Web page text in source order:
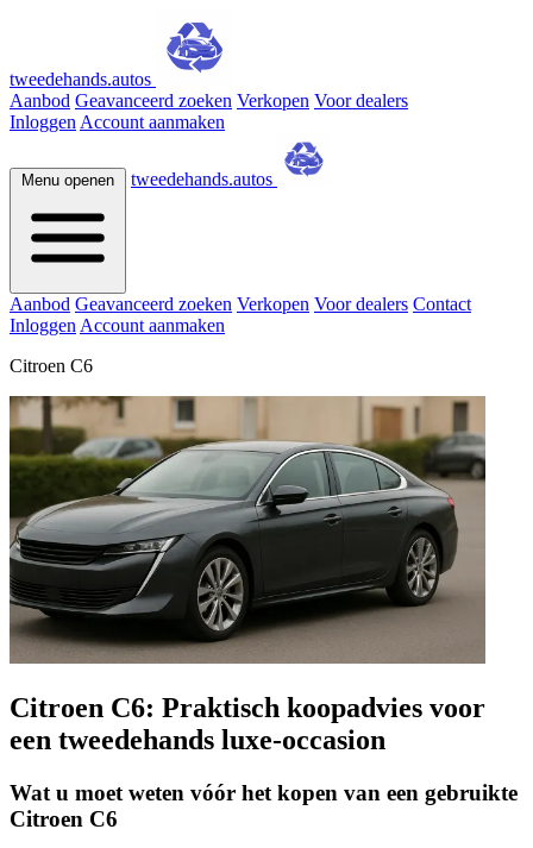
tweedehands.autos
Aanbod Geavanceerd zoeken Verkopen Voor dealers
Inloggen Account aanmaken
Menu openen tweedehands.autos
Aanbod Geavanceerd zoeken Verkopen Voor dealers Contact
Inloggen Account aanmaken
Citroen C6
Citroen C6: Praktisch koopadvies voor
een tweedehands luxe-occasion
Wat u moet weten vóór het kopen van een gebruikte
Citroen C6